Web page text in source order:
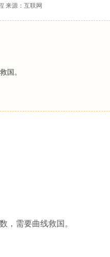
来源：互联网
国。
，需要曲线救国。